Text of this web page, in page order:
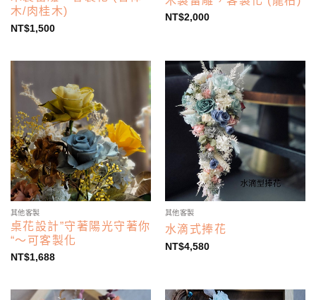
木/肉桂木)
NT$1,500
NT$2,000
其他客製
桌花設計”守著陽光守著你
“～可客製化
NT$1,688
其他客製
水滴式捧花
NT$4,580